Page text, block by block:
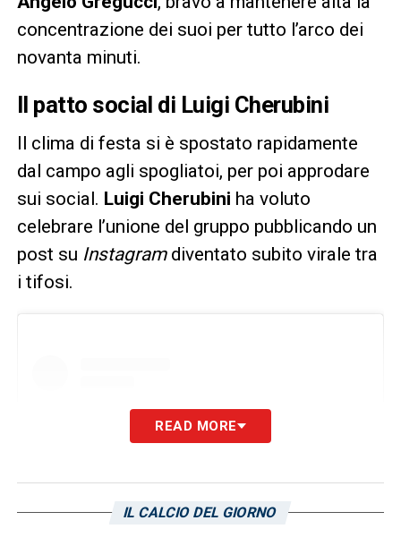
concentrazione dei suoi per tutto l’arco dei
novanta minuti.
Il patto social di Luigi Cherubini
Il clima di festa si è spostato rapidamente
dal campo agli spogliatoi, per poi approdare
sui social. Luigi Cherubini ha voluto
celebrare l’unione del gruppo pubblicando un
post su Instagram diventato subito virale tra
i tifosi.
READ MORE
IL CALCIO DEL GIORNO